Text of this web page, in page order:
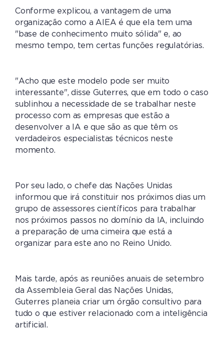
Conforme explicou, a vantagem de uma
organização como a AIEA é que ela tem uma
"base de conhecimento muito sólida" e, ao
mesmo tempo, tem certas funções regulatórias.
"Acho que este modelo pode ser muito
interessante", disse Guterres, que em todo o caso
sublinhou a necessidade de se trabalhar neste
processo com as empresas que estão a
desenvolver a IA e que são as que têm os
verdadeiros especialistas técnicos neste
momento.
Por seu lado, o chefe das Nações Unidas
informou que irá constituir nos próximos dias um
grupo de assessores científicos para trabalhar
nos próximos passos no domínio da IA, incluindo
a preparação de uma cimeira que está a
organizar para este ano no Reino Unido.
Mais tarde, após as reuniões anuais de setembro
da Assembleia Geral das Nações Unidas,
Guterres planeia criar um órgão consultivo para
tudo o que estiver relacionado com a inteligência
artificial.